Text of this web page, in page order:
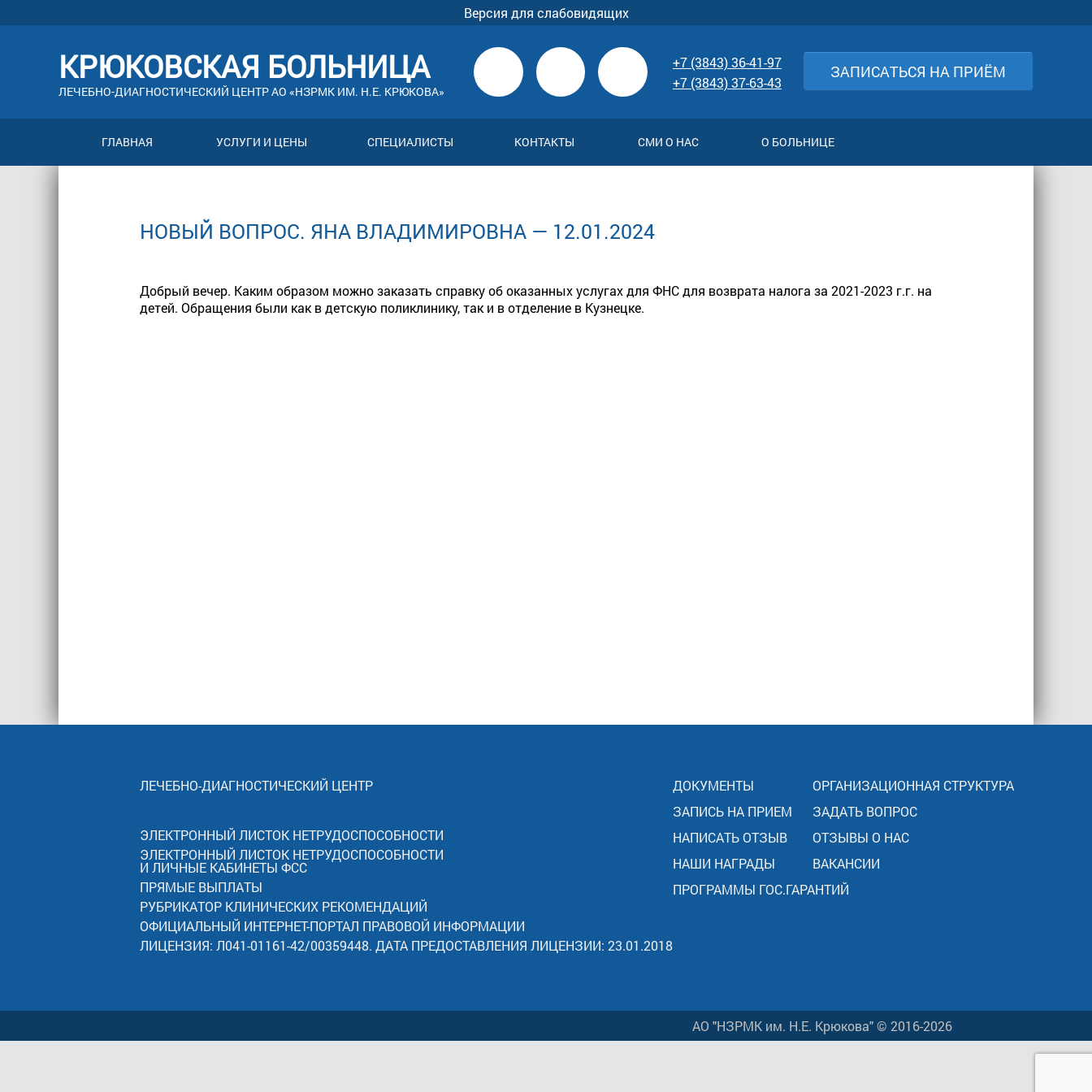
Версия для слабовидящих
КРЮКОВСКАЯ БОЛЬНИЦА
ЛЕЧЕБНО-ДИАГНОСТИЧЕСКИЙ ЦЕНТР АО «НЗРМК ИМ. Н.Е. КРЮКОВА»
+7 (3843) 36-41-97
+7 (3843) 37-63-43
ЗАПИСАТЬСЯ НА ПРИЁМ
ГЛАВНАЯ УСЛУГИ И ЦЕНЫ СПЕЦИАЛИСТЫ КОНТАКТЫ СМИ О НАС О БОЛЬНИЦЕ
НОВЫЙ ВОПРОС. ЯНА ВЛАДИМИРОВНА — 12.01.2024
Добрый вечер. Каким образом можно заказать справку об оказанных услугах для ФНС для возврата налога за 2021-2023 г.г. на
детей. Обращения были как в детскую поликлинику, так и в отделение в Кузнецке.
ЛЕЧЕБНО-ДИАГНОСТИЧЕСКИЙ ЦЕНТР
ЭЛЕКТРОННЫЙ ЛИСТОК НЕТРУДОСПОСОБНОСТИ
ЭЛЕКТРОННЫЙ ЛИСТОК НЕТРУДОСПОСОБНОСТИ
И ЛИЧНЫЕ КАБИНЕТЫ ФСС
ПРЯМЫЕ ВЫПЛАТЫ
РУБРИКАТОР КЛИНИЧЕСКИХ РЕКОМЕНДАЦИЙ
ОФИЦИАЛЬНЫЙ ИНТЕРНЕТ-ПОРТАЛ ПРАВОВОЙ ИНФОРМАЦИИ
ЛИЦЕНЗИЯ: Л041-01161-42/00359448. ДАТА ПРЕДОСТАВЛЕНИЯ ЛИЦЕНЗИИ: 23.01.2018
ДОКУМЕНТЫ
ОРГАНИЗАЦИОННАЯ СТРУКТУРА
ЗАПИСЬ НА ПРИЕМ
ЗАДАТЬ ВОПРОС
НАПИСАТЬ ОТЗЫВ
ОТЗЫВЫ О НАС
НАШИ НАГРАДЫ
ВАКАНСИИ
ПРОГРАММЫ ГОС.ГАРАНТИЙ
АО "НЗРМК им. Н.Е. Крюкова" © 2016-2026